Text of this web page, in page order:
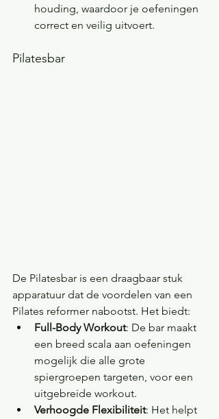
houding, waardoor je oefeningen
correct en veilig uitvoert.
Pilatesbar
De Pilatesbar is een draagbaar stuk
apparatuur dat de voordelen van een
Pilates reformer nabootst. Het biedt:
Full-Body Workout: De bar maakt
een breed scala aan oefeningen
mogelijk die alle grote
spiergroepen targeten, voor een
uitgebreide workout.
Verhoogde Flexibiliteit: Het helpt